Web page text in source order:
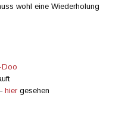
wohl eine Wiederholung
Doo
hier gesehen